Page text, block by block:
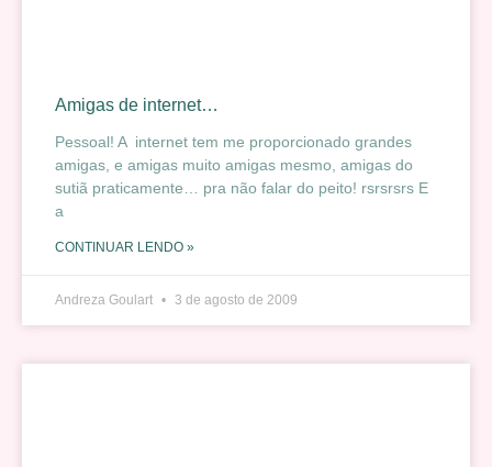
Amigas de internet…
Pessoal! A internet tem me proporcionado grandes
amigas, e amigas muito amigas mesmo, amigas do
sutiã praticamente… pra não falar do peito! rsrsrsrs E
a
CONTINUAR LENDO »
Andreza Goulart 3 de agosto de 2009